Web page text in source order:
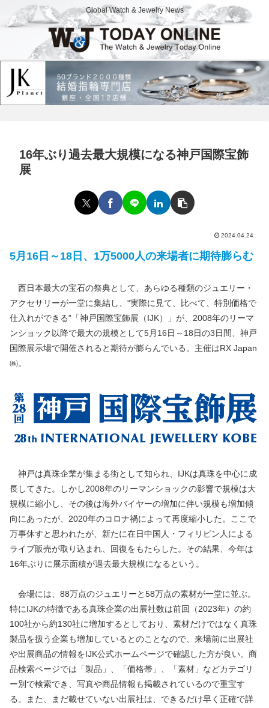
Global Watch & Jewelry News
16年ぶり過去最大規模になる神戸国際宝飾
展
2024.04.24
5月16日～18日、1万5000人の来場者に期待膨らむ
西日本最大の宝石の祭典として、あらゆる種類のジュエリー・
アクセサリーが一堂に集結し、“実際に見て、比べて、特別価格で
仕入れができる”「神戸国際宝飾展（IJK）」が、2008年のリーマ
ンショック以降で最大の規模として5月16日～18日の3日間、神戸
国際展示場で開催されると期待が膨らんでいる。主催はRX Japan
㈱。
神戸は真珠企業が集まる街として知られ、IJKは真珠を中心に成
長してきた。しかし2008年のリーマンショックの影響で規模は大
規模に縮小し、その後は海外バイヤーの増加に伴い規模も増加傾
向にあったが、2020年のコロナ禍によって再度縮小した。ここで
万事休すと思われたが、新たに在日中国人・フィリピン人による
ライブ販売が取り込まれ、回復をもたらした。その結果、今年は
16年ぶりに展示面積が過去最大規模になるという。
会場には、88万点のジュエリーと58万点の素材が一堂に並ぶ。
特にIJKの特徴である真珠企業の出展社数は前回（2023年）の約
100社から約130社に増加するとしており、素材だけではなく真珠
製品を扱う企業も増加しているとのことなので、来場前に出展社
や出展商品の情報をIJK公式ホームページで確認した方が良い。商
品検索ページでは「製品」、「価格帯」、「素材」などカテゴリ
ー別で検索でき、写真や商品情報も掲載されているので重宝す
る。また、まだ載せていない出展社は、できるだけ早く正確で詳